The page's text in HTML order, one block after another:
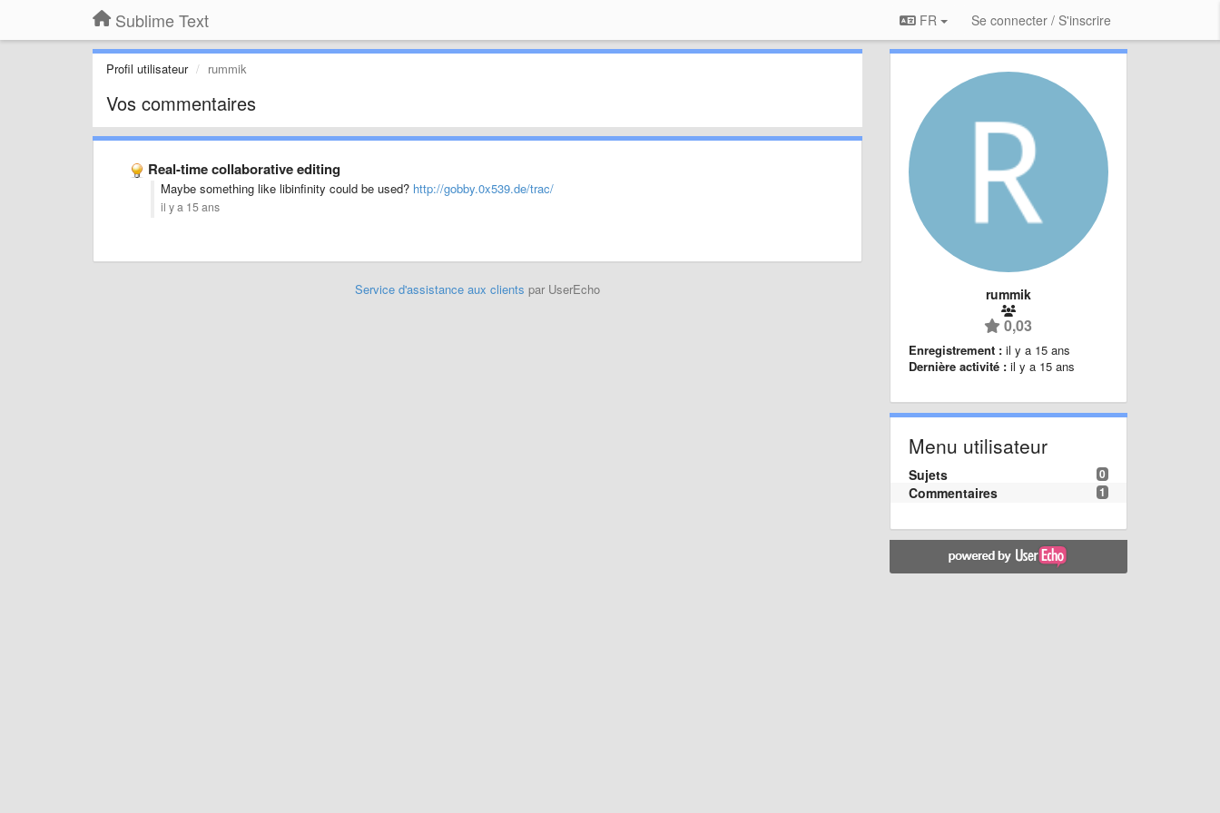
Sublime Text FR Se connecter / S'inscrire
Profil utilisateur rummik
Vos commentaires
Real-time collaborative editing
Maybe something like libinfinity could be used? http://gobby.0x539.de/trac/
il y a 15 ans
Service d'assistance aux clients par UserEcho rummik
0,03
Enregistrement : il y a 15 ans
Dernière activité : il y a 15 ans
Menu utilisateur
0
Sujets
1
Commentaires